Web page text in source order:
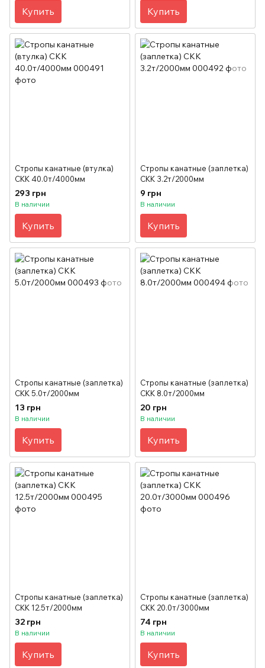
Купить Купить
Стропы канатные (втулка)
СКК 40.0т/4000мм
293 грн
В наличии
Купить
Стропы канатные (заплетка)
СКК 3.2т/2000мм
9 грн
В наличии
Купить
Стропы канатные (заплетка)
СКК 5.0т/2000мм
13 грн
В наличии
Купить
Стропы канатные (заплетка)
СКК 8.0т/2000мм
20 грн
В наличии
Купить
Стропы канатные (заплетка)
СКК 12.5т/2000мм
32 грн
В наличии
Купить
Стропы канатные (заплетка)
СКК 20.0т/3000мм
74 грн
В наличии
Купить